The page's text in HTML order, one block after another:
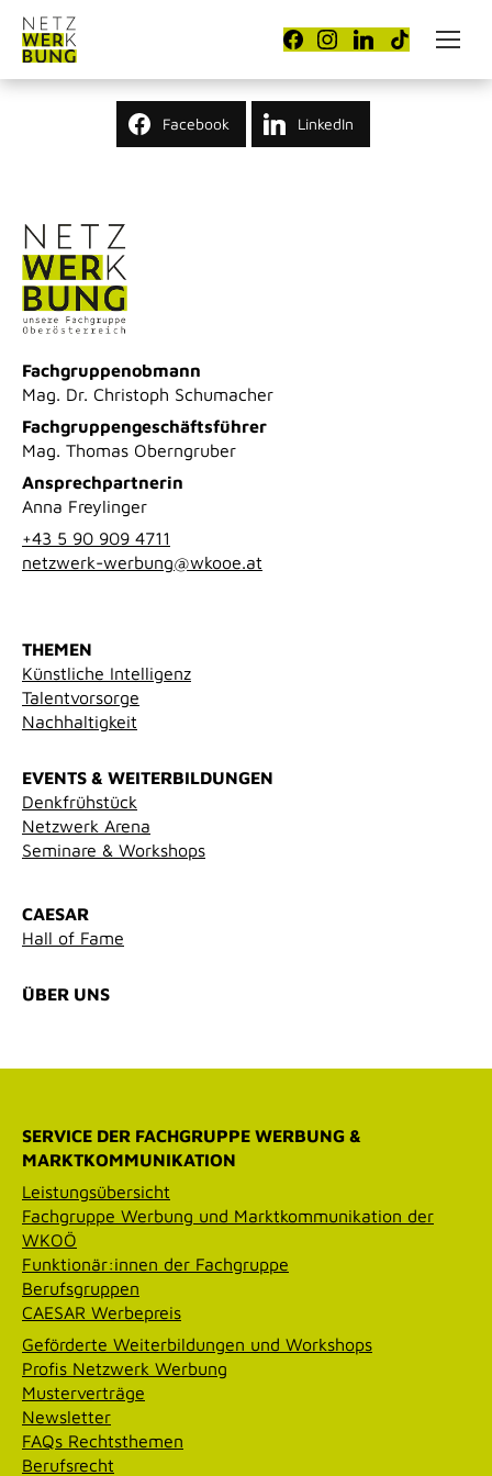
Facebook LinkedIn
Fachgruppenobmann
Mag. Dr. Christoph Schumacher
Fachgruppengeschäftsführer
Mag. Thomas Oberngruber
Ansprechpartnerin
Anna Freylinger
+43 5 90 909 4711
netzwerk-werbung@wkooe.at
THEMEN
Künstliche Intelligenz
Talentvorsorge
Nachhaltigkeit
EVENTS & WEITERBILDUNGEN
Denkfrühstück
Netzwerk Arena
Seminare & Workshops
CAESAR
Hall of Fame
ÜBER UNS
SERVICE DER FACHGRUPPE WERBUNG &
MARKTKOMMUNIKATION
Leistungsübersicht
Fachgruppe Werbung und Marktkommunikation der
WKOÖ
Funktionär:innen der Fachgruppe
Berufsgruppen
CAESAR Werbepreis
Geförderte Weiterbildungen und Workshops
Profis Netzwerk Werbung
Musterverträge
Newsletter
FAQs Rechtsthemen
Berufsrecht